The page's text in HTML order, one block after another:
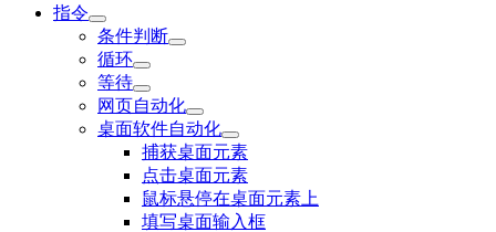
指令
条件判断
循环
等待
网页自动化
桌面软件自动化
捕获桌面元素
点击桌面元素
鼠标悬停在桌面元素上
填写桌面输入框